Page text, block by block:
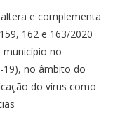
e complementa
162 e 163/2020
município no
19), no âmbito do
do vírus como